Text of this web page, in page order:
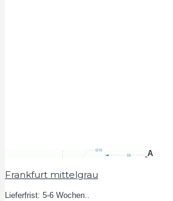
A
Frankfurt mittelgrau
Lieferfrist: 5-6 Wochen..